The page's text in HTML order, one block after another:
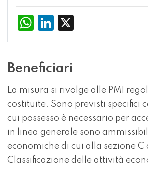
WhatsApp
LinkedIn
Beneficiari
La misura si rivolge alle PMI
costituite. Sono previsti specifici
cui possesso è necessario per
in linea generale sono
economiche di cui alla sezione C
Classificazione delle attività